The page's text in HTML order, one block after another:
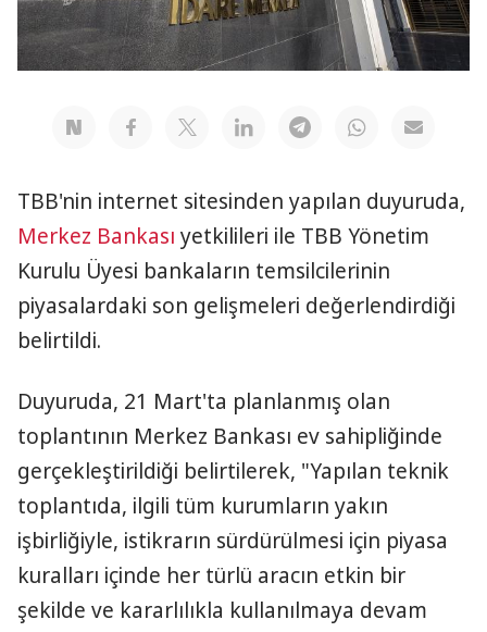
TBB'nin internet sitesinden yapılan duyuruda,
Merkez Bankası yetkilileri ile TBB Yönetim
Kurulu Üyesi bankaların temsilcilerinin
piyasalardaki son gelişmeleri değerlendirdiği
belirtildi.
Duyuruda, 21 Mart'ta planlanmış olan
toplantının Merkez Bankası ev sahipliğinde
gerçekleştirildiği belirtilerek, "Yapılan teknik
toplantıda, ilgili tüm kurumların yakın
işbirliğiyle, istikrarın sürdürülmesi için piyasa
kuralları içinde her türlü aracın etkin bir
şekilde ve kararlılıkla kullanılmaya devam